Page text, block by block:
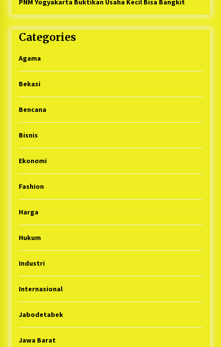
Categories
Agama
Bekasi
Bencana
Bisnis
Ekonomi
Fashion
Harga
Hukum
Industri
Internasional
Jabodetabek
Jawa Barat